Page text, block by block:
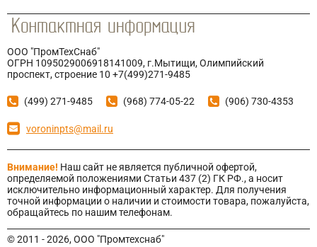
ООО "ПромТехСнаб"
ОГРН 1095029006918141009, г.Мытищи, Олимпийский
проспект, строение 10 +7(499)271-9485
(499) 271-9485 (968) 774-05-22 (906) 730-4353
voroninpts@mail.ru
Внимание! Наш сайт не является публичной офертой,
определяемой положениями Статьи 437 (2) ГК РФ., а носит
исключительно информационный характер. Для получения
точной информации о наличии и стоимости товара, пожалуйста,
обращайтесь по нашим телефонам.
© 2011 - 2026, ООО "Промтехснаб"